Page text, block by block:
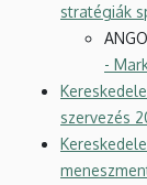
stratégiák
-
szervezés